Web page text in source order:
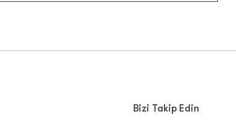
Bizi Takip Edin